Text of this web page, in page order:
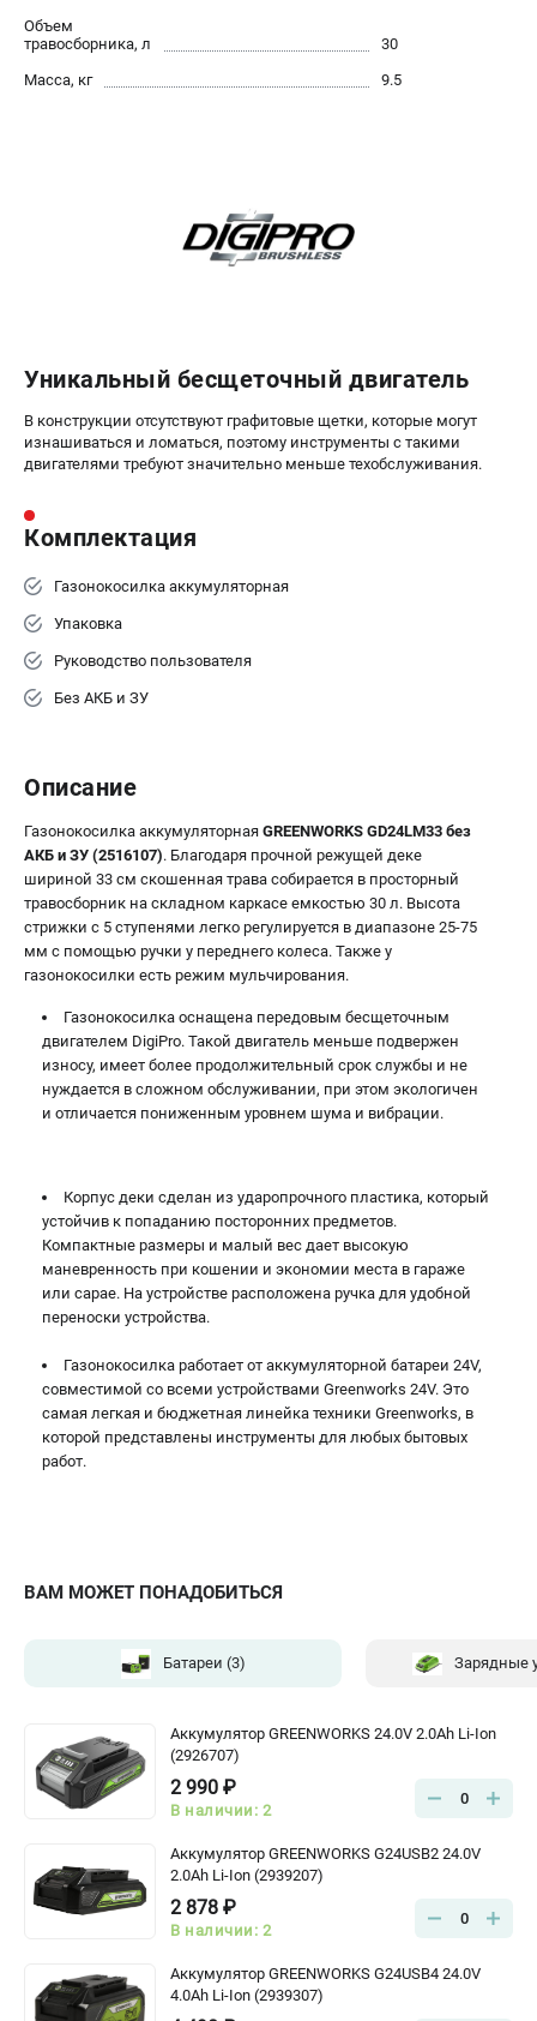
Пилы сабельные
Зарядные устройства
Принадлежности для триммеров
Принадлежности для газонокосилок
ТЕЛЕФОН (САНКТ-ПЕТЕРБУРГ)
Информация размещённая на сайте не является публичной
проспект Александровской Фермы, 29АЛ
+7 (8112) 59-10-67
zakaz@gworks-market.ru
ВАМ МОЖЕТ ПОНАДОБИТЬСЯ
Батареи (3) Зарядные
Аккумулятор GREENWORKS 24.0V 2.0Ah Li-Ion
(2926707)
2 990 ₽
В наличии: 2
0
Аккумулятор GREENWORKS G24USB2 24.0V
2.0Ah Li-Ion (2939207)
2 878 ₽
В наличии: 2
0
Аккумулятор GREENWORKS G24USB4 24.0V
4.0Ah Li-Ion (2939307)
Объем
травосборника, л
30
Масса, кг
9.5
Уникальный бесщеточный двигатель
В конструкции отсутствуют графитовые щетки, которые могут
изнашиваться и ломаться, поэтому инструменты с такими
двигателями требуют значительно меньше техобслуживания.
Комплектация
Газонокосилка аккумуляторная
Упаковка
Руководство пользователя
Без АКБ и ЗУ
Описание
Газонокосилка аккумуляторная GREENWORKS GD24LM33 без
АКБ и ЗУ (2516107). Благодаря прочной режущей деке
шириной 33 см скошенная трава собирается в просторный
травосборник на складном каркасе емкостью 30 л. Высота
стрижки с 5 ступенями легко регулируется в диапазоне 25-75
мм с помощью ручки у переднего колеса. Также у
газонокосилки есть режим мульчирования.
Газонокосилка оснащена передовым бесщеточным
двигателем DigiPro. Такой двигатель меньше подвержен
износу, имеет более продолжительный срок службы и не
нуждается в сложном обслуживании, при этом экологичен
и отличается пониженным уровнем шума и вибрации.
Корпус деки сделан из ударопрочного пластика, который
устойчив к попаданию посторонних предметов.
Компактные размеры и малый вес дает высокую
маневренность при кошении и экономии места в гараже
или сарае. На устройстве расположена ручка для удобной
переноски устройства.
Газонокосилка работает от аккумуляторной батареи 24V,
совместимой со всеми устройствами Greenworks 24V. Это
самая легкая и бюджетная линейка техники Greenworks, в
которой представлены инструменты для любых бытовых
работ.